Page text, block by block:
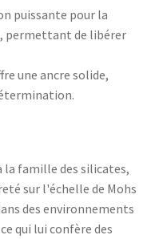
puissante pour la
permettant de libérer
une ancre solide,
famille des silicates,
sur l'échelle de Mohs
des environnements
qui lui confère des